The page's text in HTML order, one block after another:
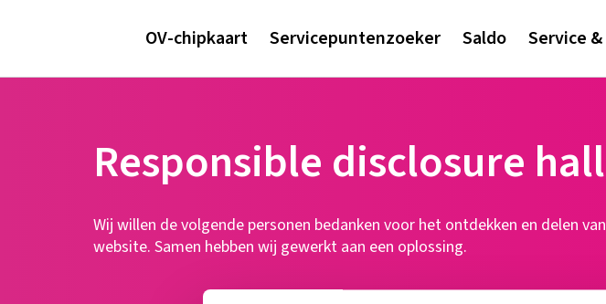
OV-chipkaart Servicepuntenzoeker Saldo Service
Responsible disclosure
Wij willen de volgende personen bedanken voor het ontdekken en delen
website. Samen hebben wij gewerkt aan een oplossing.